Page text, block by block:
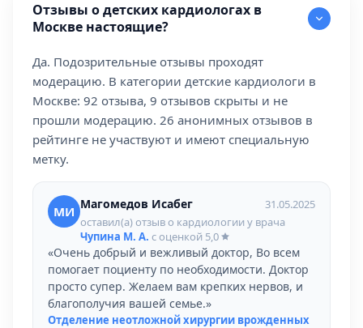
Отзывы о детских кардиологах в
Москве настоящие?
Да. Подозрительные отзывы проходят
модерацию. В категории детские кардиологи в
Москве: 92 отзыва, 9 отзывов скрыты и не
прошли модерацию. 26 анонимных отзывов в
рейтинге не участвуют и имеют специальную
метку.
МИ Магомедов Исабег
31.05.2025
оставил(а) отзыв о кардиологии у врача
Чупина М. А. с оценкой 5,0
«Очень добрый и вежливый доктор, Во всем
помогает поциенту по необходимости. Доктор
просто супер. Желаем вам крепких нервов, и
благополучия вашей семье.»
Отделение неотложной хирургии врожденных